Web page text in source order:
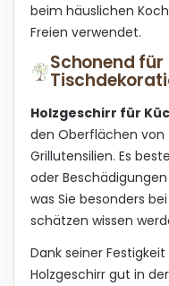
beim häuslichen
Freien verwendet.
Schonend
Holzgeschirr für
den Oberflächen von
Grillutensilien. Es
oder
was Sie besonders
schätzen wissen
Dank seiner
Holzgeschirr gut in